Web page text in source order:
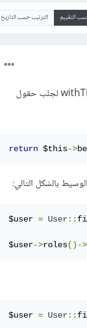
التقييم الترتيب حسب التاريخ
عند تعريف العلاقة تستخدم التابع withPivot حتى يتم جلب الحقول الإضافية و withTimestamps لجلب حقول
return $this->
بالشكل التالي:
$user = User::
$user->roles()->
$user = User::